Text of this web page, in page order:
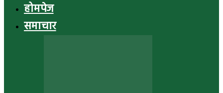
होमपेज
समाचार